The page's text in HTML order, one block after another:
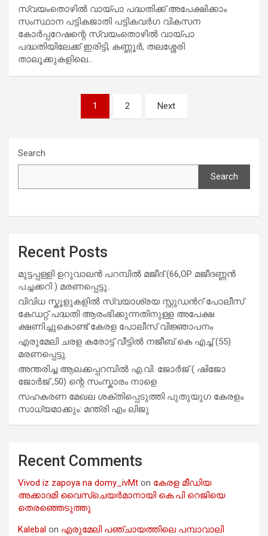
സ്വയംതൊഴില്‍ വായ്പാ പദ്ധതിക്ക് അപേക്ഷിക്കാം
സംസ്ഥാന പട്ടികജാതി പട്ടികവര്‍ഗ വികസന
കോര്‍പ്പറേഷന്റെ സ്വയംതൊഴില്‍ വായ്പാ
പദ്ധതിയിലേക്ക് ഇരിട്ടി, കണ്ണൂര്‍, തലശ്ശേരി
താലൂക്കുകളിലെ…
1 2 Next
Search
Search
Recent Posts
മുട്ടപ്പള്ളി ഉറുവാലൻ പറമ്പിൽ മജീദ് (66,OP മജീദണ്ണൻ
പച്ചക്കറി ) മരണപ്പെട്ടു..
വിവിധ സ്കൂളുകളില്‍ സ്വയാശ്രയ സ്റ്റുഡന്‍റ് പോലീസ്
കേഡറ്റ് പദ്ധതി ആരംഭിക്കുന്നതിനുള്ള അപേക്ഷ
ക്ഷണിച്ചുകൊണ്ട് കേരള പോലീസ് വിജ്ഞാപനം
എരുമേലി ചരള കരോട്ട് വീട്ടിൽ നജീബ് കെ എച്ച് (55)
മരണപ്പെട്ടു.
അന്തരിച്ച ആ​ല​ക്ക​പ്പ​റമ്പിൽ​ എ.​വി. ജോ​ർ​ജ് ( ഷിജോ
ജോർജ് ,50) ന്റെ സംസ്കാരം നാളെ
സഹകരണ മേഖല ശക്തിപ്പെടുത്തി പുതുയുഗ കേരളം
സാധ്യമാക്കും: മന്ത്രി എം ലിജു
Recent Comments
Vivod iz zapoya na domy_ivMt on കേരള മീഡിയ
അക്കാദമി വൈസ്ചെയർമാനായി കെ.പി റെജിയെ
തെരഞ്ഞെടുത്തു
Kalebal on എരുമേലി പഞ്ചായത്തിലെ പമ്പാവാലി